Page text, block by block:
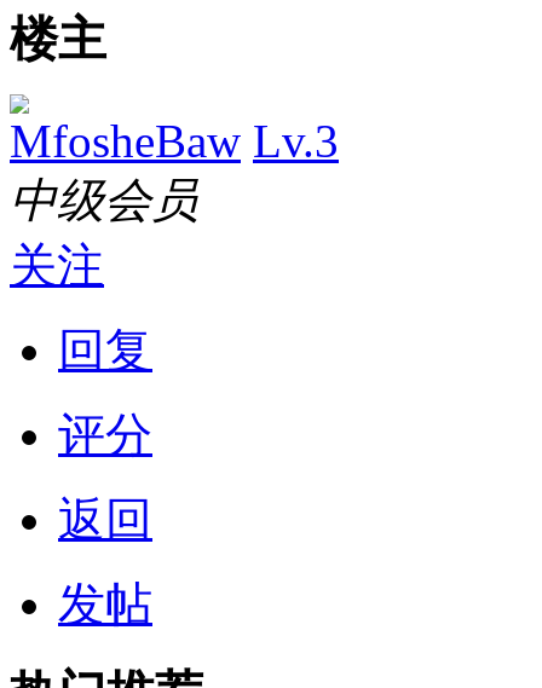
楼主
MfosheBaw Lv.3
中级会员
关注
回复
评分
返回
发帖